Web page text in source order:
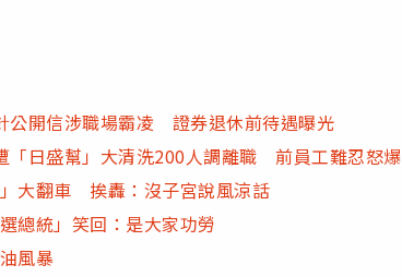
公開信涉職場霸凌 證券退休前待遇曝光
「日盛幫」大清洗200人調離職 前員工難忍怒爆
大翻車 挨轟：沒子宮說風涼話
總統」笑回：是大家功勞
風暴